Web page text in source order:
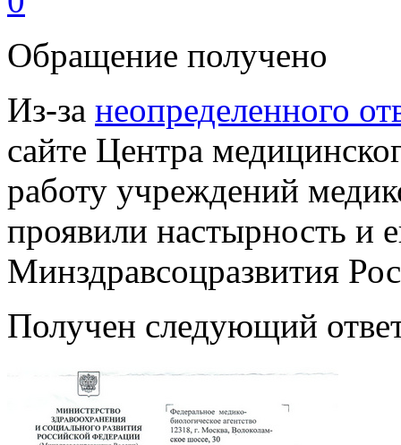
Обращение получено
Из-за неопределенного
сайте Центра
работу учреждений
проявили настырность и
Минздравсоцразвития
Получен следующий